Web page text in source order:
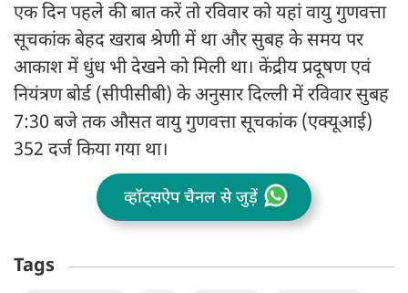
एक दिन पहले की बात करें तो रविवार को यहां वायु गुणवत्ता
सूचकांक बेहद खराब श्रेणी में था और सुबह के समय पर
आकाश में धुंध भी देखने को मिली था। केंद्रीय प्रदूषण एवं
नियंत्रण बोर्ड (सीपीसीबी) के अनुसार दिल्ली में रविवार सुबह
7:30 बजे तक औसत वायु गुणवत्ता सूचकांक (एक्यूआई)
352 दर्ज किया गया था।
व्हॉट्सऐप चैनल से जुड़ें
Tags